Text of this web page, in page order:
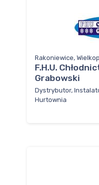
Rakoniewice,
F.H.U.
Grabowski
Dystrybutor,
Hurtownia